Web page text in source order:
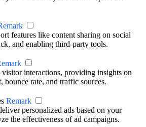
features like content sharing on social
and enabling third-party tools.
interactions, providing insights on
bounce rate, and traffic sources.
Remark
personalized ads based on your
the effectiveness of ad campaigns.